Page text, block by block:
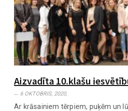
Aizvadīta 10.klašu
6 OKTOBRIS, 2020,
Ar krāsainiem tērpiem, puķēm un